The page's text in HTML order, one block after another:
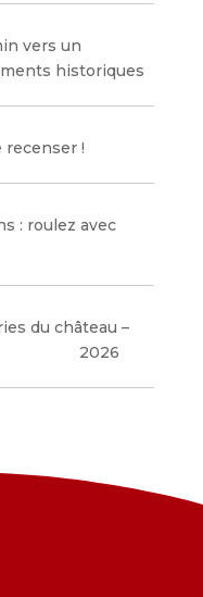
vers un
historiques
recenser !
: roulez avec
du château –
2026